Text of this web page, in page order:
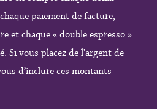
paiement de facture,
et chaque « double espresso »
Si vous placez de l’argent de
d’inclure ces montants